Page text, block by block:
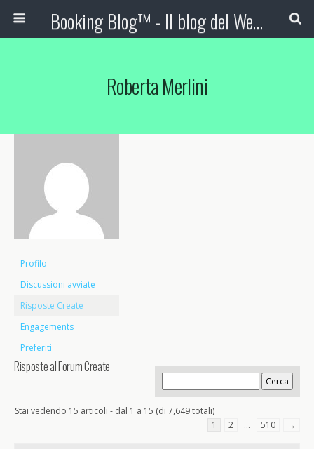
Booking Blog™ - Il blog del Web Marketing Turistico
Roberta Merlini
Profilo
Discussioni avviate
Risposte Create
Engagements
Preferiti
Risposte al Forum Create
Stai vedendo 15 articoli - dal 1 a 15 (di 7,649 totali)
1
2 … 510 →